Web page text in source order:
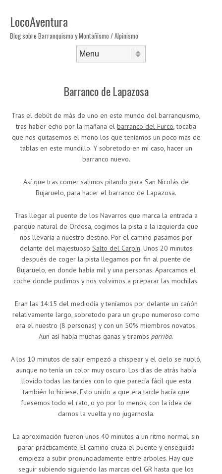
LocoAventura
Blog sobre Barranquismo y Montañismo / Alpinismo
Barranco de Lapazosa
Tras el debút de más de uno en este mundo del barranquismo,
tras haber echo por la mañana el barranco del Furco, tocaba
que nos quitasemos el mono los que teníamos un poco más de
tablas en este mundillo. Y sobretodo en mi caso, hacer un
barranco nuevo.
Así que tras comer salimos pitando para San Nicolás de
Bujaruelo, para hacer el barranco de Lapazosa.
Tras llegar al puente de los Navarros que marca la entrada a
parque natural de Ordesa, cogimos la pista a la izquierda que
nos llevaría a nuestro destino. Por el camino pasamos por
delante del majestuoso Salto del Carpín. Unos 20 minutos
después de coger la pista llegamos por fin al puente de
Bujaruelo, en donde había mil y una personas. Aparcamos el
coche donde pudimos y nos volvimos a preparar las mochilas.
Eran las 14:15 del mediodía y teníamos por delante un cañón
relativamente largo, sobretodo para un grupo numeroso como
era el nuestro (8 personas) y con un 50% miembros novatos.
Aun así había muchas ganas y tiramos parriba.
A los 10 minutos de salir empezó a chispear y el cielo se nubló,
aunque no tenía un color muy oscuro. Los días de atrás había
llovido todas las tardes con lo que parecía fácil que esta
también lo hiciese. Esto unido a que era tarde hacía que
fuesemos todo el rato, o yo por lo menos, con la idea de
darnos la vuelta y no jugarnosla.
La aproximación fueron unos 40 minutos a un ritmo normal, sin
parar prácticamente. El camino cruza el puente y enseguida
empieza a subir pronunciadamente entre arboles. Hay que
seguir subiendo siguiendo las marcas del GR hasta que los